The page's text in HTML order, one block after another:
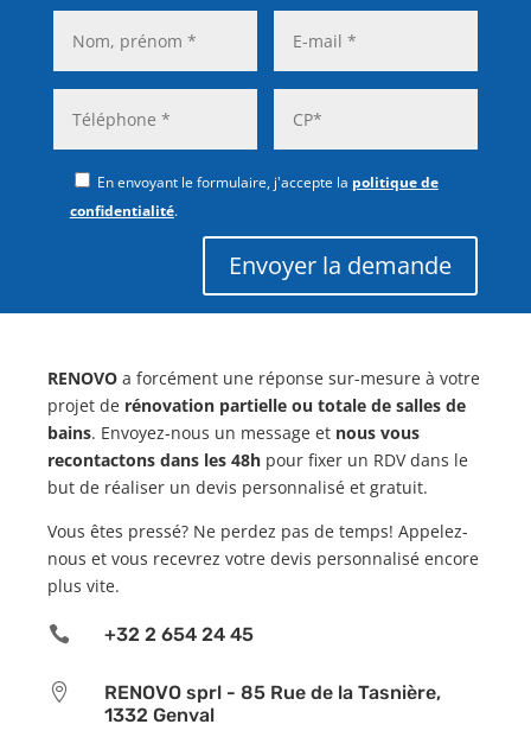
En envoyant le formulaire, j'accepte la politique de
confidentialité.
Envoyer la demande
RENOVO a forcément une réponse sur-mesure à votre
projet de rénovation partielle ou totale de salles de
bains. Envoyez-nous un message et nous vous
recontactons dans les 48h pour fixer un RDV dans le
but de réaliser un devis personnalisé et gratuit.
Vous êtes pressé? Ne perdez pas de temps! Appelez-
nous et vous recevrez votre devis personnalisé encore
plus vite.
 +32 2 654 24 45

RENOVO sprl - 85 Rue de la Tasnière,
1332 Genval